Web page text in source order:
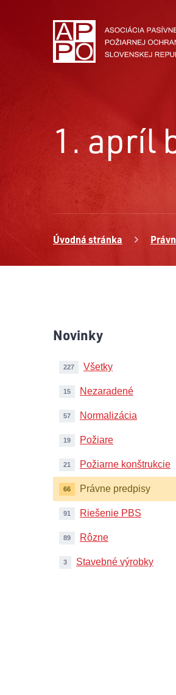
1. apríl
Úvodná stránka
Novinky
227 Všetky
15 Nezaradené
57 Normalizácia
19 Požiare
21 Požiarne konštrukcie
66 Právne predpisy
91 Riešenie PBS
89 Rôzne
3 Stavebné výrobky